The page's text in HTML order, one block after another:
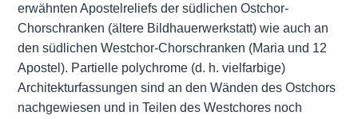
erwähnten Apostelreliefs der südlichen Ostchor-
Chorschranken (ältere Bildhauerwerkstatt) wie auch an
den südlichen Westchor-Chorschranken (Maria und 12
Apostel). Partielle polychrome (d. h. vielfarbige)
Architekturfassungen sind an den Wänden des Ostchors
nachgewiesen und in Teilen des Westchores noch